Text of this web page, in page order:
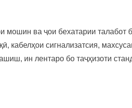
мошин ва ҷои бехатарии талабот
кабелҳои сигнализатсия,
ин лентаро бо таҷҳизоти